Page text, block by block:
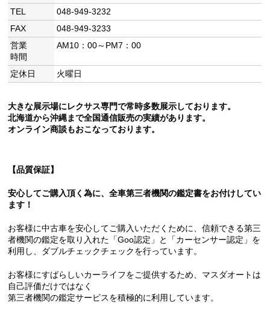
TEL
048-949-3232
FAX
048-949-3233
営業
時間
AM10：00～PM7：00
定休日 火曜日
大きな展示場にレクサス専門で常時多数展示しております。
北海道から沖縄まで全国通信販売の実績があります。
オンライン商談もおこなっております。
【品質保証】
安心してご購入頂く為に、全車第三者機関の鑑定書をお付けしてい
ます！
お客様に中古車を安心してご購入いただくために、信頼できる第三
者機関の鑑定を取り入れた「Goo認定」と「カーセンサー認定」を
利用し、ダブルチェックチェックを行っています。
お客様にすばらしいカーライフをご提供するため、マスダオートは
自己評価だけではなく
第三者機関の鑑定サービスを積極的に利用しています。